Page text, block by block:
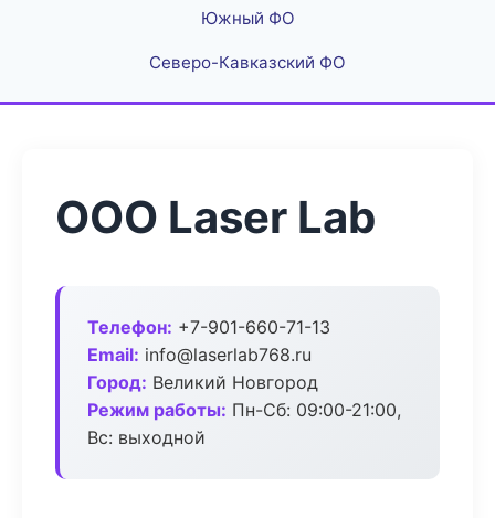
Южный ФО
Северо-Кавказский ФО
ООО Laser Lab
Телефон: +7-901-660-71-13
Email: info@laserlab768.ru
Город: Великий Новгород
Режим работы: Пн-Сб: 09:00-21:00,
Вс: выходной